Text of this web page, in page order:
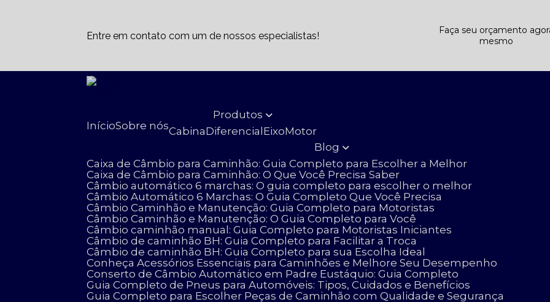
Entre em contato com um de nossos especialistas!
Faça seu orçamento
mesmo
Início Sobre nós
Produtos
Cabina
Diferencial Eixo
Motor
Blog
Caixa de Câmbio para Caminhão: Guia Completo para Escolher a Melhor
Caixa de Câmbio para Caminhão: O Que Você Precisa Saber
Câmbio automático 6 marchas: O guia completo para escolher o melhor
Câmbio Automático 6 Marchas: O Guia Completo Que Você Precisa
Câmbio Caminhão e Manutenção: Guia Completo para Motoristas
Câmbio Caminhão e Manutenção: O Guia Completo para Você
Câmbio caminhão manual: Guia Completo para Motoristas Iniciantes
Câmbio de caminhão BH: Guia Completo para Facilitar a Troca
Câmbio de caminhão BH: Guia Completo para sua Escolha Ideal
Conheça Acessórios Essenciais para Caminhões e Melhore Seu Desempenho
Conserto de Câmbio Automático em Padre Eustáquio: Guia Completo
Guia Completo de Pneus para Automóveis: Tipos, Cuidados e Benefícios
Guia Completo para Escolher Peças de Caminhão com Qualidade e Segurança